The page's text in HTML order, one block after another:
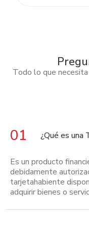
Todo lo que
01 ¿Qué es una
Es un producto
debidamente
tarjetahabiente
adquirir bienes o